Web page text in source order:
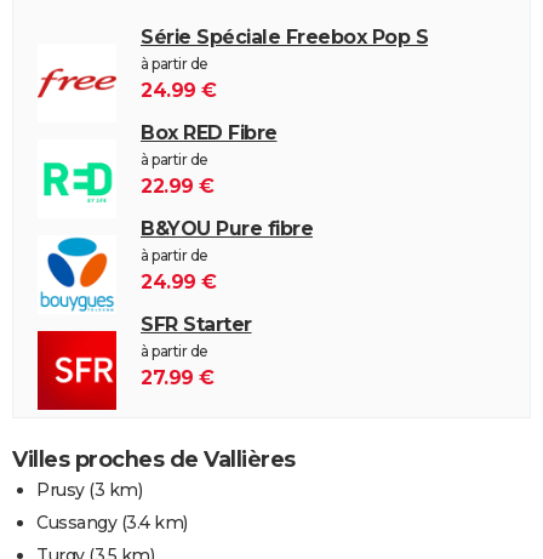
Série Spéciale Freebox Pop S
à partir de
24.99 €
Box RED Fibre
à partir de
22.99 €
B&YOU Pure fibre
à partir de
24.99 €
SFR Starter
à partir de
27.99 €
Villes proches de Vallières
Prusy(3 km)
Cussangy(3.4 km)